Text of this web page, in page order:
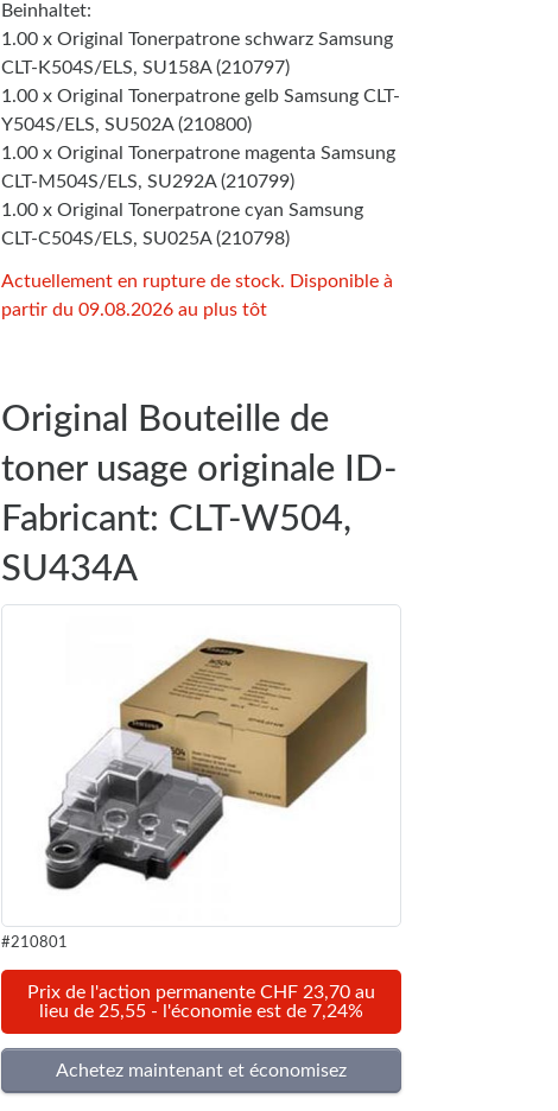
Beinhaltet:
1.00 x Original Tonerpatrone schwarz Samsung
CLT-K504S/ELS, SU158A (210797)
1.00 x Original Tonerpatrone gelb Samsung CLT-
Y504S/ELS, SU502A (210800)
1.00 x Original Tonerpatrone magenta Samsung
CLT-M504S/ELS, SU292A (210799)
1.00 x Original Tonerpatrone cyan Samsung
CLT-C504S/ELS, SU025A (210798)
Actuellement en rupture de stock. Disponible à
partir du 09.08.2026 au plus tôt
Original Bouteille de
toner usage originale ID-
Fabricant: CLT-W504,
SU434A
#210801
Prix de l'action permanente CHF 23,70 au
lieu de 25,55 - l'économie est de 7,24%